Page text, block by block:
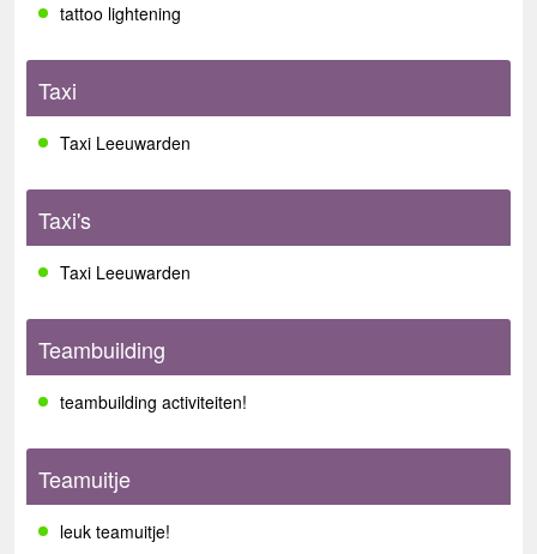
tattoo lightening
Taxi
Taxi Leeuwarden
Taxi's
Taxi Leeuwarden
Teambuilding
teambuilding activiteiten!
Teamuitje
leuk teamuitje!